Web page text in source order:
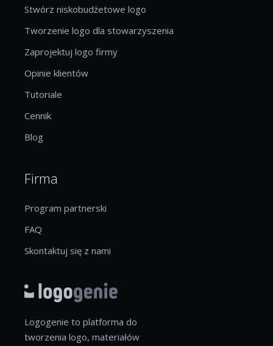
Stwórz niskobudżetowe logo
Tworzenie logo dla stowarzyszenia
Zaprojektuj logo firmy
Opinie klientów
Tutoriale
Cennik
Blog
Firma
Program partnerski
FAQ
Skontaktuj się z nami
Logogenie to platforma do
tworzenia logo, materiałów